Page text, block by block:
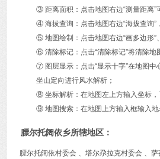
③ 距离面积：点击地图右边“测量距离”
④ 海拔查询：点击地图右边“海拔查询
⑤ 地图绘制：点击地图右边“画多边形”
⑥ 清除标记：点击“清除标记”将清除
⑦ 图层显示：点击“显示十字”在地图中
坐山定向进行风水解析；
⑧ 坐标解析：在地图左上方输入坐标
⑨ 地图搜索：在地图上方输入框输入
膘尔托阔依乡所辖地区：
膘尔托阔依村委会 、塔尔尕拉克村委会 、